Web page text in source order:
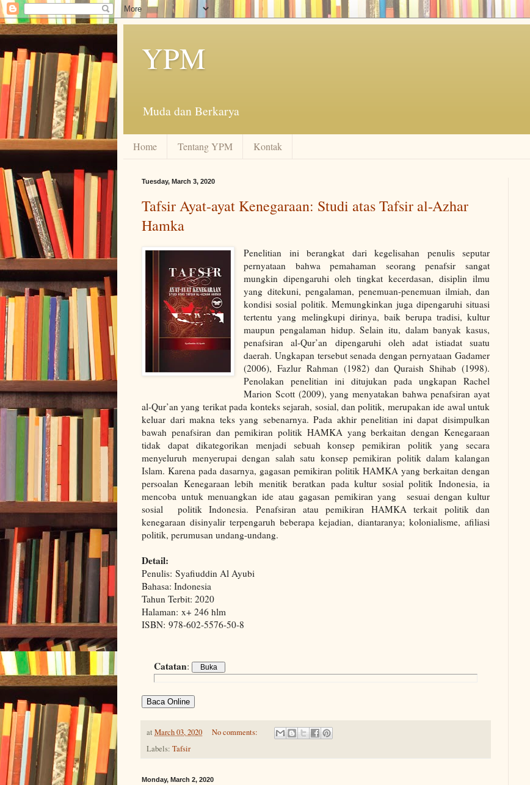
YPM
Muda dan Berkarya
Home Tentang YPM Kontak
Tuesday, March 3, 2020
Tafsir Ayat-ayat Kenegaraan: Studi atas Tafsir al-Azhar
Hamka
Penelitian ini berangkat dari kegelisahan penulis seputar
pernyataan bahwa pemahaman seorang penafsir sangat
mungkin dipengaruhi oleh tingkat kecerdasan, disiplin ilmu
yang ditekuni, pengalaman, penemuan-penemuan ilmiah, dan
kondisi sosial politik. Memungkinkan juga dipengaruhi situasi
tertentu yang melingkupi dirinya, baik berupa tradisi, kultur
maupun pengalaman hidup. Selain itu, dalam banyak kasus,
penafsiran al-Qur’an dipengaruhi oleh adat istiadat suatu
daerah. Ungkapan tersebut senada dengan pernyataan Gadamer
(2006), Fazlur Rahman (1982) dan Quraish Shihab (1998).
Penolakan penelitian ini ditujukan pada ungkapan Rachel
Marion Scott (2009), yang menyatakan bahwa penafsiran ayat
al-Qur’an yang terikat pada konteks sejarah, sosial, dan politik, merupakan ide awal untuk
keluar dari makna teks yang sebenarnya. Pada akhir penelitian ini dapat disimpulkan
bawah penafsiran dan pemikiran politik HAMKA yang berkaitan dengan Kenegaraan
tidak dapat dikategorikan menjadi sebuah konsep pemikiran politik yang secara
menyeluruh menyerupai dengan salah satu konsep pemikiran politik dalam kalangan
Islam. Karena pada dasarnya, gagasan pemikiran politik HAMKA yang berkaitan dengan
persoalan Kenegaraan lebih menitik beratkan pada kultur sosial politik Indonesia, ia
mencoba untuk menuangkan ide atau gagasan pemikiran yang sesuai dengan kultur
sosial politik Indonesia. Penafsiran atau pemikiran HAMKA terkait politik dan
kenegaraan disinyalir terpengaruh beberapa kejadian, diantaranya; kolonialisme, afiliasi
politik, perumusan undang-undang.
Detail:
Penulis: Syafiuddin Al Ayubi
Bahasa: Indonesia
Tahun Terbit: 2020
Halaman: x+ 246 hlm
ISBN: 978-602-5576-50-8
Catatan:
Baca Online
at March 03, 2020
No comments:
Labels: Tafsir
Monday, March 2, 2020